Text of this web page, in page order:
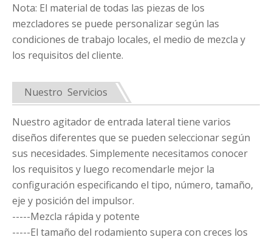
Nota: El material de todas las piezas de los
mezcladores se puede personalizar según las
condiciones de trabajo locales, el medio de mezcla y
los requisitos del cliente.
Nuestro Servicios
Nuestro agitador de entrada lateral tiene varios
diseños diferentes que se pueden seleccionar según
sus necesidades. Simplemente necesitamos conocer
los requisitos y luego recomendarle mejor la
configuración especificando el tipo, número, tamaño,
eje y posición del impulsor.
-----Mezcla rápida y potente
-----El tamaño del rodamiento supera con creces los